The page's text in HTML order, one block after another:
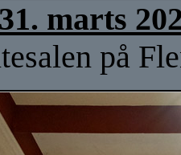
31. marts
på